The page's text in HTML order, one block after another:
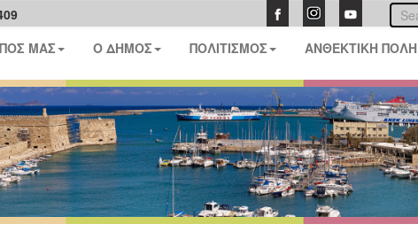
ΜΑΣ Ο ΔΗΜΟΣ ΠΟΛΙΤΙΣΜΟΣ ΑΝΘΕΚΤΙΚΗ ΠΟΛΗ